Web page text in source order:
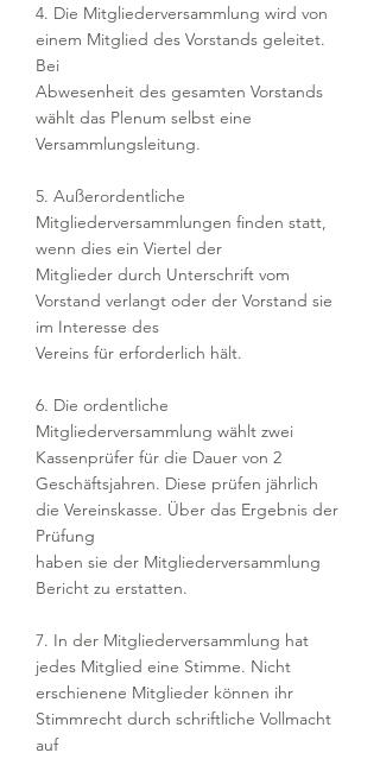
4. Die Mitgliederversammlung wird von
einem Mitglied des Vorstands geleitet.
Bei
Abwesenheit des gesamten Vorstands
wählt das Plenum selbst eine
Versammlungsleitung.
5. Außerordentliche
Mitgliederversammlungen finden statt,
wenn dies ein Viertel der
Mitglieder durch Unterschrift vom
Vorstand verlangt oder der Vorstand sie
im Interesse des
Vereins für erforderlich hält.
6. Die ordentliche
Mitgliederversammlung wählt zwei
Kassenprüfer für die Dauer von 2
Geschäftsjahren. Diese prüfen jährlich
die Vereinskasse. Über das Ergebnis der
Prüfung
haben sie der Mitgliederversammlung
Bericht zu erstatten.
7. In der Mitgliederversammlung hat
jedes Mitglied eine Stimme. Nicht
erschienene Mitglieder können ihr
Stimmrecht durch schriftliche Vollmacht
auf